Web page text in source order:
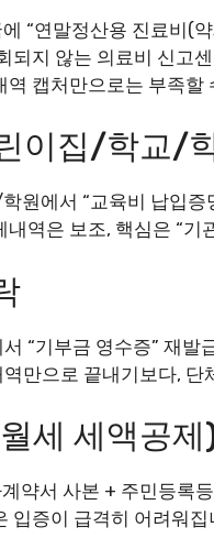
“연말정산용 진료비(
되지 않는 의료비 신고
역 캡처만으로는 부족
이집/학교/
원에서 “교육비 납입증
내역은 보조, 핵심은 “기
“기부금 영수증” 재발
만으로 끝내기보다, 단
세 세액공제
약서 사본 + 주민등록
입증이 급격히 어려워